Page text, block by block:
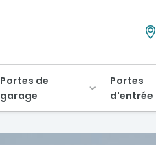
Portes de
garage
Portes
d'entrée